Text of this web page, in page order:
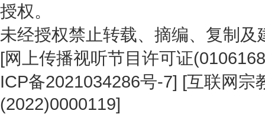
授权。
未经授权禁止转载、摘编、复制
[网上传播视听节目许可证
ICP备2021034286号-7] [互联网宗
(2022)0000119]